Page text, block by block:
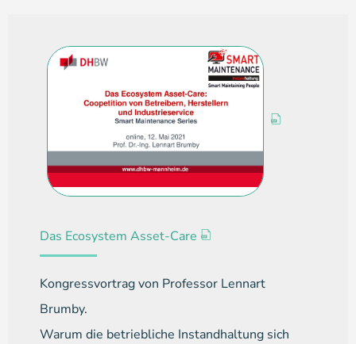
Das Ecosystem Asset-Care
Kongressvortrag von Professor Lennart
Brumby.
Warum die betriebliche Instandhaltung sich